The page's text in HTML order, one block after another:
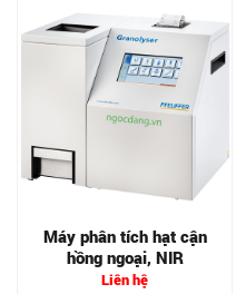
Máy phân tích hạt cận
hồng ngoại, NIR
Liên hệ